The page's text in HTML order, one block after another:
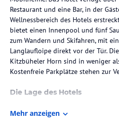
Restaurant und eine Bar, in der
Wellnessbereich des Hotels
bietet einen Innenpool und fünf
zum Wandern und Skifahren, mit
Langlaufloipe direkt vor der Tür.
Kitzbüheler Horn sind in weniger
Kostenfreie Parkplätze stehen zur
Die Lage des Hotels
malerischen Umgebung in
Mehr anzeigen